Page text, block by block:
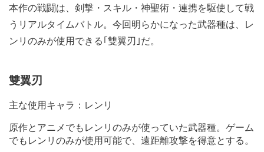
本作の戦闘は、剣撃・スキル・神聖術・連携を駆使して戦
うリアルタイムバトル。今回明らかになった武器種は、レ
ンリのみが使用できる｢雙翼刃｣だ。
雙翼刃
主な使用キャラ：レンリ
原作とアニメでもレンリのみが使っていた武器種。ゲーム
でもレンリのみが使用可能で、遠距離攻撃を得意とする。